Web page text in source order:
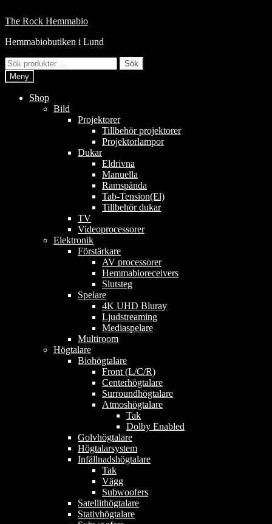
till
Hoppa
navigering
Hoppa
innehåll
The Rock Hemmabio
Hemmabiobutiken i Lund
Sök
efter:
Sök
Meny
Shop
Bild
Projektorer
Tillbehör projektorer
Projektorlampor
Dukar
Eldrivna
Manuella
Ramspända
Tab-Tension(El)
Tillbehör dukar
TV
Videoprocessorer
Elektronik
Förstärkare
AV processorer
Hemmabioreceivers
Slutsteg
Spelare
4K UHD Bluray
Ljudstreaming
Mediaspelare
Multiroom
Högtalare
Biohögtalare
Front (L/C/R)
Centerhögtalare
Surroundhögtalare
Atmoshögtalare
Tak
Dolby Enabled
Golvhögtalare
Högtalarsystem
Infällnadshögtalare
Tak
Vägg
Subwoofers
Satellithögtalare
Stativhögtalare